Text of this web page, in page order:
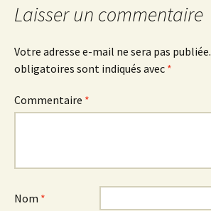
articles
Laisser un commentaire
Votre adresse e-mail ne sera pas publiée.
obligatoires sont indiqués avec *
Commentaire *
Nom *